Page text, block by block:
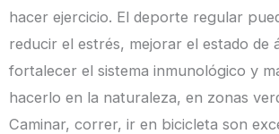
hacer ejercicio. El deporte regular
reducir el estrés, mejorar el estado de
fortalecer el sistema inmunológico y
hacerlo en la naturaleza, en zonas
Caminar, correr, ir en bicicleta son